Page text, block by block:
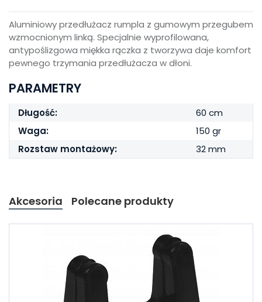
Aluminiowy przedłużacz rumpla z gumowym przegubem
wzmocnionym linką. Specjalnie wyprofilowana,
antypoślizgowa miękka rączka z tworzywa daje komfort
pewnego trzymania przedłużacza w dłoni.
PARAMETRY
Długość:
60 cm
Waga:
150 gr
Rozstaw montażowy:
32 mm
Akcesoria Polecane produkty